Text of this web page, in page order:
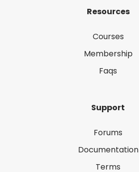
Resources
Courses
Membership
Faqs
Support
Forums
Documentation
Terms